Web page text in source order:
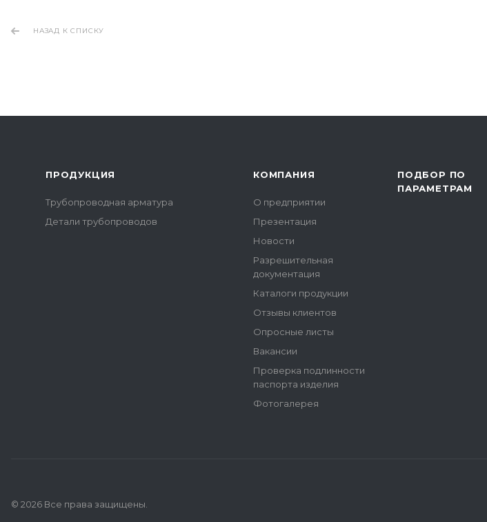
НАЗАД К СПИСКУ
ПРОДУКЦИЯ
Трубопроводная арматура
Детали трубопроводов
КОМПАНИЯ
О предприятии
Презентация
Новости
Разрешительная
документация
Каталоги продукции
Отзывы клиентов
Опросные листы
Вакансии
Проверка подлинности
паспорта изделия
Фотогалерея
ПОДБОР ПО
ПАРАМЕТРАМ
© 2026 Все права защищены.